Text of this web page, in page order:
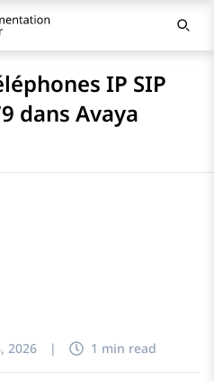
IP SIP
dans Avaya
PDF
2026 | 1 min read